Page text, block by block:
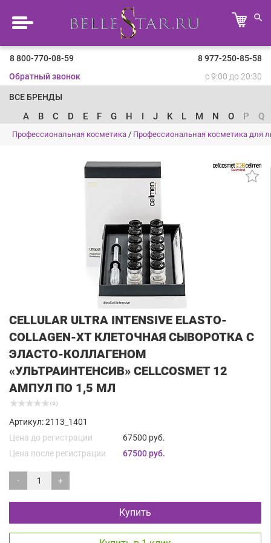
8 800-770-08-59
8 977-250-85-58
Обратный звонок
с 9:00 до 20:30
ВСЕ БРЕНДЫ
A B C D E F G H I J K L M N O P Q
Профессиональная косметика / Профессиональная косметика для
CELLULAR ULTRA INTENSIVE ELASTO-
COLLAGEN-XT КЛЕТОЧНАЯ СЫВОРОТКА С
ЭЛАСТО-КОЛЛАГЕНОМ
«УЛЬТРАИНТЕНСИВ» CELLCOSMET 12
АМПУЛ ПО 1,5 МЛ
( 0 )
Артикул: 2113_1401
Цена до регистрации
67500 руб.
Цена после регистрации
67500 руб.
- +
Купить